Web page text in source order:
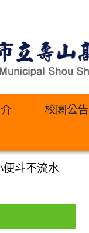
校園公告
便斗不流水